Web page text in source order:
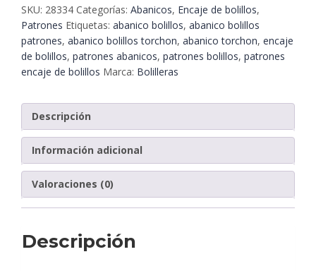
03
–
Encaje
de
bolillos
cartón
kraft
picado
Bolilleras®
cantidad
SKU: 28334 Categorías: Abanicos, Encaje de bolillos,
Patrones Etiquetas: abanico bolillos, abanico bolillos
patrones, abanico bolillos torchon, abanico torchon, encaje
de bolillos, patrones abanicos, patrones bolillos, patrones
encaje de bolillos Marca: Bolilleras
Descripción
Información adicional
Valoraciones (0)
Descripción